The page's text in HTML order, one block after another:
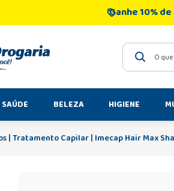
Ganhe 10%
O que você
SAÚDE BELEZA HIGIENE
Tratamento Capilar Imecap Hair Max